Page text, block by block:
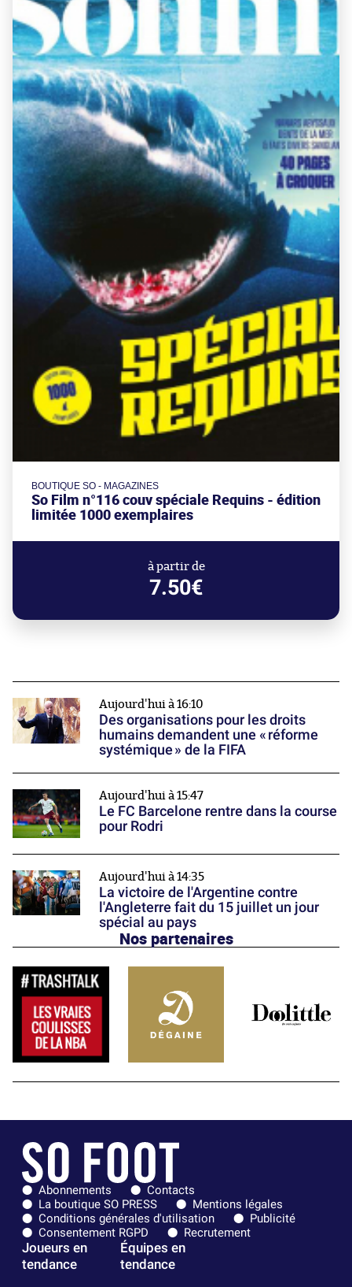
BOUTIQUE SO - MAGAZINES
So Film n°116 couv spéciale Requins - édition
limitée 1000 exemplaires
à partir de
7.50€
Aujourd'hui à 16:10
Des organisations pour les droits
humains demandent une « réforme
systémique » de la FIFA
Aujourd'hui à 15:47
Le FC Barcelone rentre dans la course
pour Rodri
Aujourd'hui à 14:35
La victoire de l'Argentine contre
l'Angleterre fait du 15 juillet un jour
spécial au pays
Nos partenaires
Abonnements
Contacts
La boutique SO PRESS
Mentions légales
Conditions générales d'utilisation
Publicité
Consentement RGPD
Recrutement
Joueurs en
tendance
Équipes en
tendance